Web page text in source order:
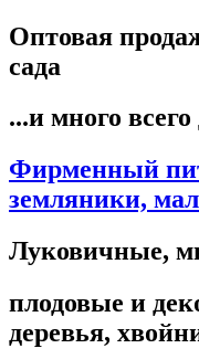
Оптовая
сада
...и много всего
Фирменный
земляники,
Луковичные,
плодовые и
деревья,